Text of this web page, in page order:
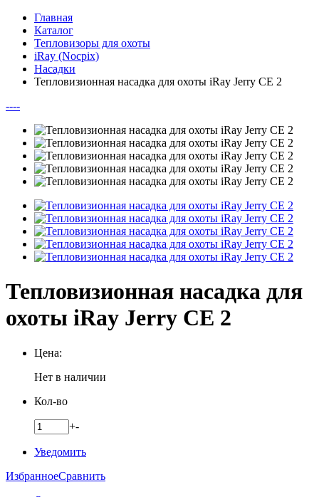
Главная
Каталог
Тепловизоры для охоты
iRay (Nocpix)
Насадки
Тепловизионная насадка для охоты iRay Jerry CE 2
----
Тепловизионная насадка для
охоты iRay Jerry CE 2
Цена:
Нет в наличии
Кол-во
+-
Уведомить
ИзбранноеСравнить